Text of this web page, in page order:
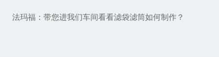
法玛福：带您进我们车间看看滤袋滤筒如何制作？